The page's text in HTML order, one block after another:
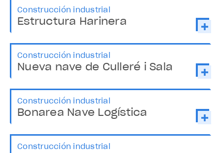
Construcción industrial
Estructura Harinera
Construcción industrial
Nueva nave de Culleré i Sala
Construcción industrial
Bonarea Nave Logística
Construcción industrial